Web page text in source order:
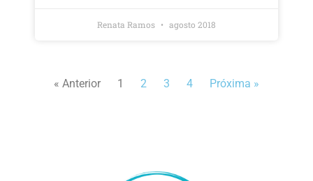
Renata Ramos agosto 2018
« Anterior 1 2 3 4 Próxima »